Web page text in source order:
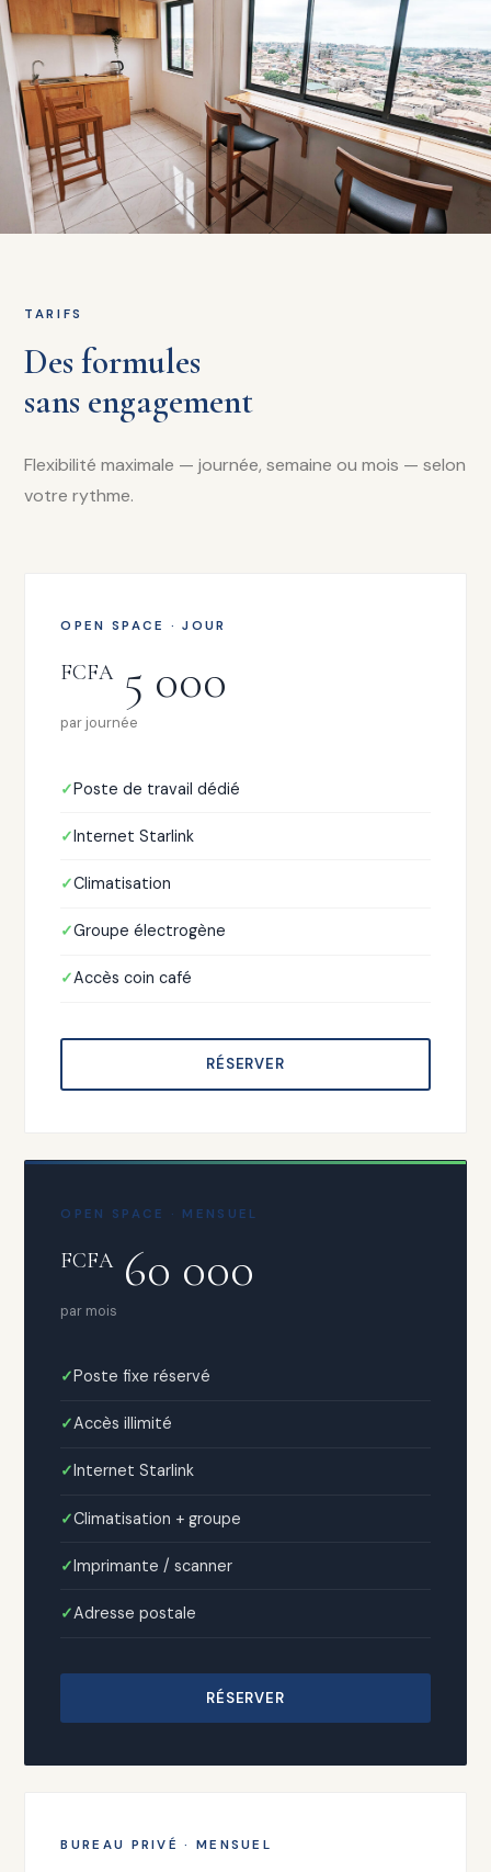
TARIFS
Des formules
sans engagement
Flexibilité maximale — journée, semaine ou mois — selon
votre rythme.
OPEN SPACE · JOUR
FCFA5 000
par journée
Poste de travail dédié
Internet Starlink
Climatisation
Groupe électrogène
Accès coin café
RÉSERVER
OPEN SPACE · MENSUEL
FCFA60 000
par mois
Poste fixe réservé
Accès illimité
Internet Starlink
Climatisation + groupe
Imprimante / scanner
Adresse postale
RÉSERVER
BUREAU PRIVÉ · MENSUEL